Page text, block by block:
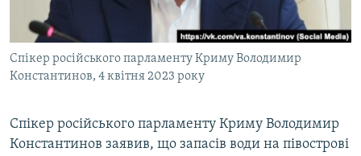
СВІДЧЕННЯ ОКУПАЦІЇ
УКРАЇНСЬКА ПРОБЛЕМА КРИМУ
ІНФОГРАФІКА
Qırımtatar
ДОЛУЧАЙСЯ!
Усі сайти RFE/RL
Спікер російського парламенту Криму Володимир
Константинов, 4 квітня 2023 року
Спікер російського парламенту Криму Володимир
Константинов заявив, що запасів води на півострові